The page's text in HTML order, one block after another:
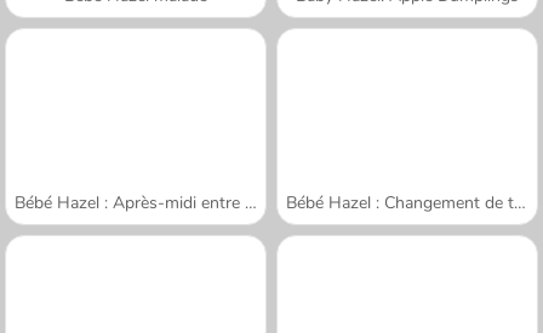
Bébé Hazel : Après-midi entre amis Bébé Hazel : Changement de tenue